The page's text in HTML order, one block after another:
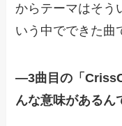
からテーマはそう
いう中でできた曲
―3曲目の「
んな意味があるん